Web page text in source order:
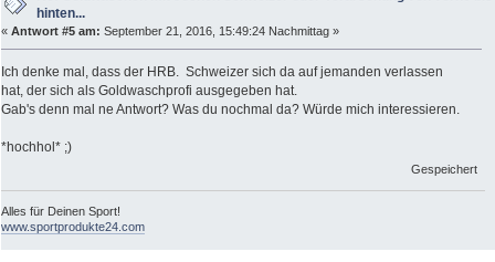
hinten...
« Antwort #5 am: September 21, 2016, 15:49:24 Nachmittag »
Ich denke mal, dass der HRB. Schweizer sich da auf jemanden verlassen
hat, der sich als Goldwaschprofi ausgegeben hat.
Gab's denn mal ne Antwort? Was du nochmal da? Würde mich interessieren.
*hochhol* ;)
Gespeichert
Alles für Deinen Sport!
www.sportprodukte24.com